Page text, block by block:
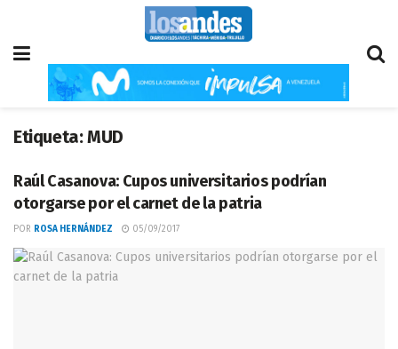
Etiqueta:MUD
Raúl Casanova: Cupos universitarios podrían
otorgarse por el carnet de la patria
POR ROSA HERNÁNDEZ 05/09/2017